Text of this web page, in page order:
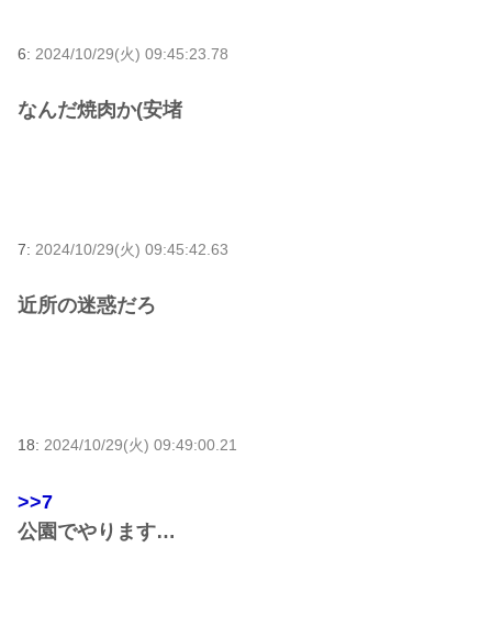
6: 2024/10/29(火) 09:45:23.78
なんだ焼肉か(安堵
7: 2024/10/29(火) 09:45:42.63
近所の迷惑だろ
18: 2024/10/29(火) 09:49:00.21
>>7
公園でやります…